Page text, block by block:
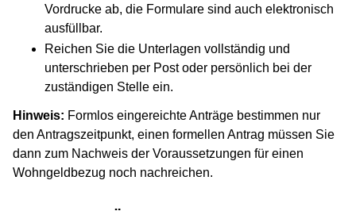
Vordrucke ab, die Formulare sind auch elektronisch
ausfüllbar.
Reichen Sie die Unterlagen vollständig und
unterschrieben per Post oder persönlich bei der
zuständigen Stelle ein.
Hinweis: Formlos eingereichte Anträge bestimmen nur
den Antragszeitpunkt, einen formellen Antrag müssen Sie
dann zum Nachweis der Voraussetzungen für einen
Wohngeldbezug noch nachreichen.